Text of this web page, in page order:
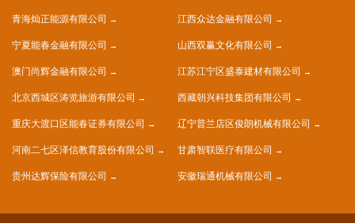
青海灿正能源有限公司 江西众达金融有限公司
宁夏能春金融有限公司 山西双赢文化有限公司
澳门尚辉金融有限公司 江苏江宁区盛泰建材有限公司
北京西城区涛览旅游有限公司 西藏朝兴科技集团有限公司
重庆大渡口区能春证券有限公司 辽宁普兰店区俊朗机械有限公司
河南二七区泽信教育股份有限公司 甘肃智联医疗有限公司
贵州达辉保险有限公司 安徽瑞通机械有限公司